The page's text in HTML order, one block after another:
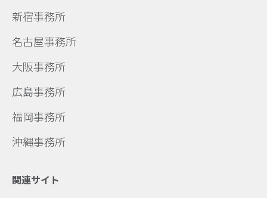
新宿事務所
名古屋事務所
大阪事務所
広島事務所
福岡事務所
沖縄事務所
関連サイト